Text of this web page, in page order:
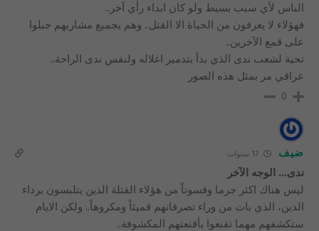
الناس لأي سبب بسيط ولو كان ابداء رأي آخر..
فهؤلاء لا يعرفون من الحياة الا القتل.. وهم بجميع مشاربهم جبلوا
على قمع الآخرين..
تحية لشعب ندى الذي بدأ بتدمير اغلاله ولنفس ندى الراحة..
عراقي مر بمثل هذه الصور
0
ضيف 17 سنوات
ندى… الوجه الآخر
ليس هناك اكثر جرما وقسوتاً من هؤلاء القتلة الذين يتلبسون برداء
الدين، الذي بات من وراء تصرفاتهم قميئاً ومكروهاً.. ولكن الايام
ستكشفهم مهما تقنعوا بأقنعتهم المكشوفة..